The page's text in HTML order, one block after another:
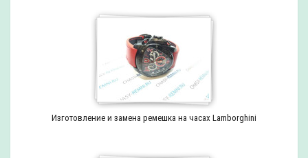
Изготовление и замена ремешка на часах Lamborghini